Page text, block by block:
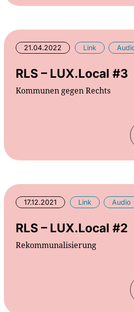
21.04.2022 Link
RLS – LUX.Local #3
Kommunen gegen Rechts
17.12.2021 Link Audio
RLS – LUX.Local #2
Rekommunalisierung